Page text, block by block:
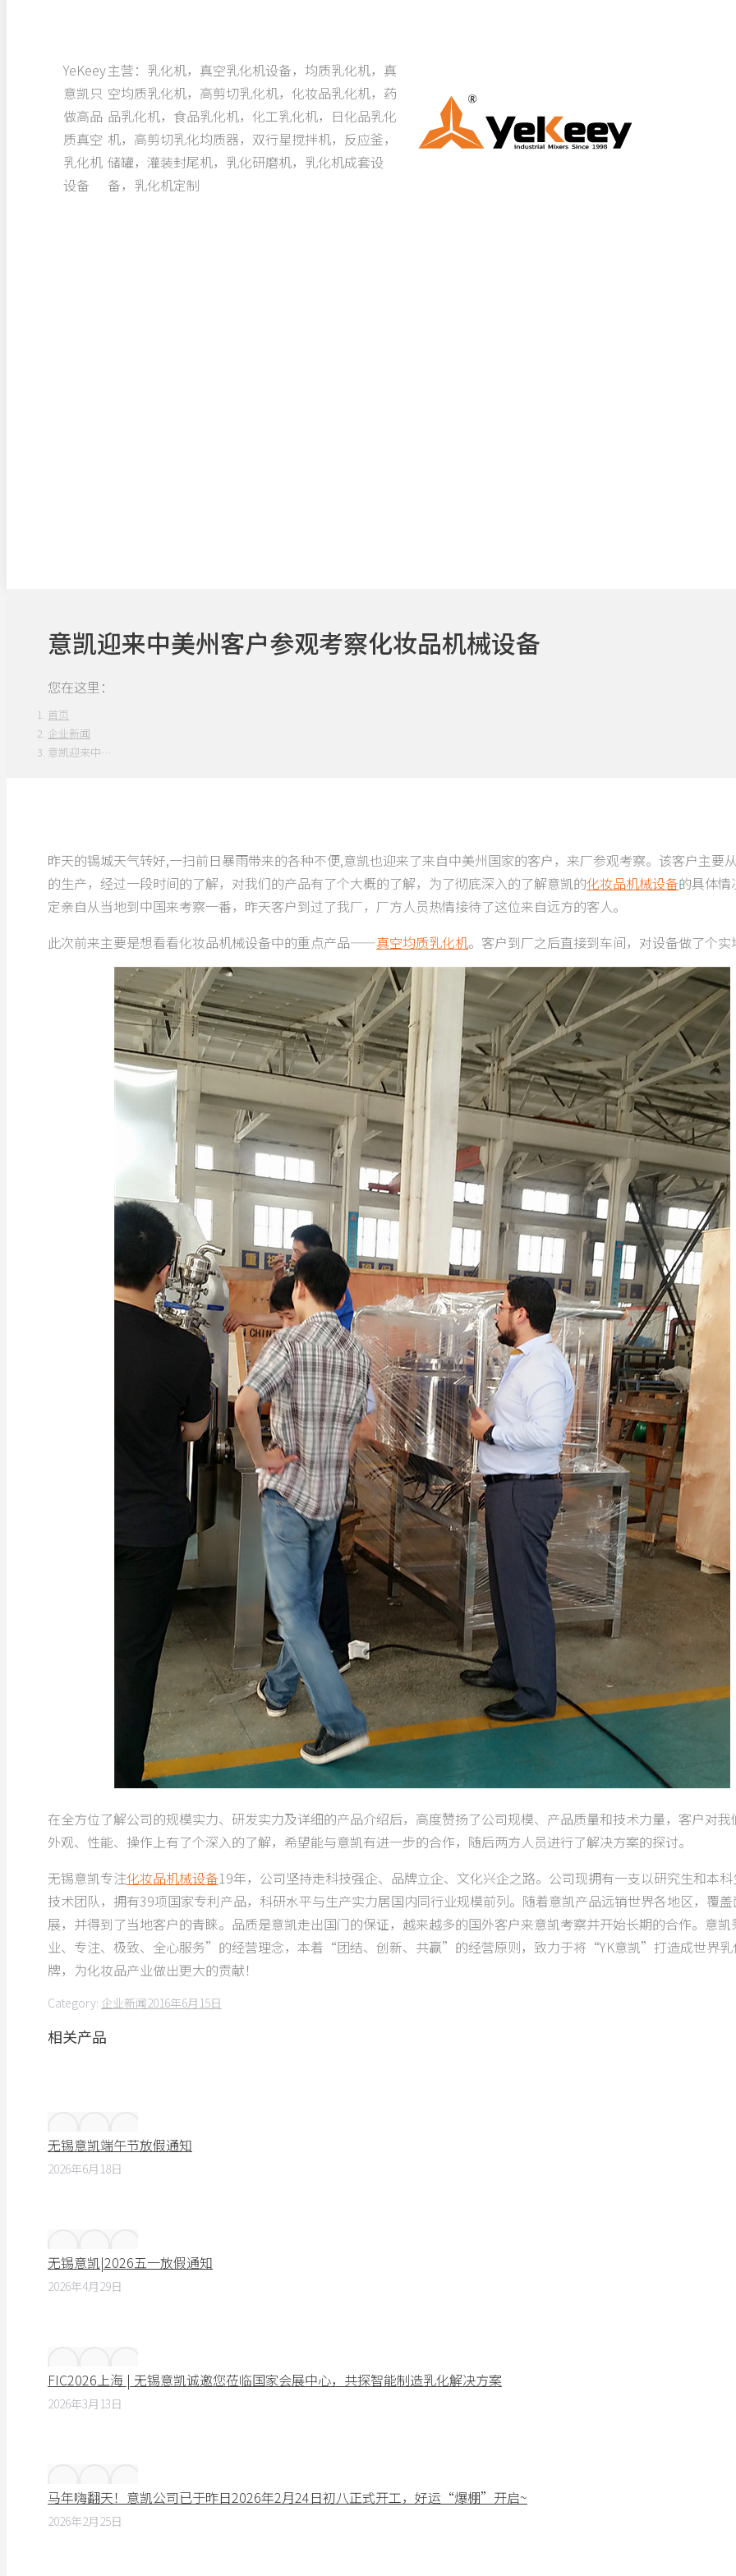
YeKeey
意凯只
做高品
质真空
乳化机
设备
主营：乳化机，真空乳化机设备，均质乳化机，真
空均质乳化机，高剪切乳化机，化妆品乳化机，药
品乳化机，食品乳化机，化工乳化机，日化品乳化
机，高剪切乳化均质器，双行星搅拌机，反应釜，
储罐，灌装封尾机，乳化研磨机，乳化机成套设
备，乳化机定制
意凯迎来中美州客户参观考察化妆品机械设备
您在这里：
首页
企业新闻
意凯迎来中…
昨天的锡城天气转好,一扫前日暴雨带来的各种不便,意凯也迎来了来自中美州国家的客户，来厂参观考察。该客户主要
的生产，经过一段时间的了解，对我们的产品有了个大概的了解，为了彻底深入的了解意凯的化妆品机械设备的具体情
定亲自从当地到中国来考察一番，昨天客户到过了我厂，厂方人员热情接待了这位来自远方的客人。
此次前来主要是想看看化妆品机械设备中的重点产品——真空均质乳化机。客户到厂之后直接到车间，对设备做了个实
在全方位了解公司的规模实力、研发实力及详细的产品介绍后，高度赞扬了公司规模、产品质量和技术力量，客户对我
外观、性能、操作上有了个深入的了解，希望能与意凯有进一步的合作，随后两方人员进行了解决方案的探讨。
无锡意凯专注化妆品机械设备19年，公司坚持走科技强企、品牌立企、文化兴企之路。公司现拥有一支以研究生和本
技术团队，拥有39项国家专利产品，科研水平与生产实力居国内同行业规模前列。随着意凯产品远销世界各地区，覆
展，并得到了当地客户的青睐。品质是意凯走出国门的保证，越来越多的国外客户来意凯考察并开始长期的合作。意
业、专注、极致、全心服务”的经营理念，本着“团结、创新、共赢”的经营原则，致力于将“YK意凯”打造成世界乳
牌，为化妆品产业做出更大的贡献！
Category: 企业新闻2016年6月15日
相关产品
无锡意凯端午节放假通知
2026年6月18日
无锡意凯|2026五一放假通知
2026年4月29日
FIC2026上海 | 无锡意凯诚邀您莅临国家会展中心，共探智能制造乳化解决方案
2026年3月13日
马年嗨翻天！意凯公司已于昨日2026年2月24日初八正式开工，好运“爆棚”开启~
2026年2月25日